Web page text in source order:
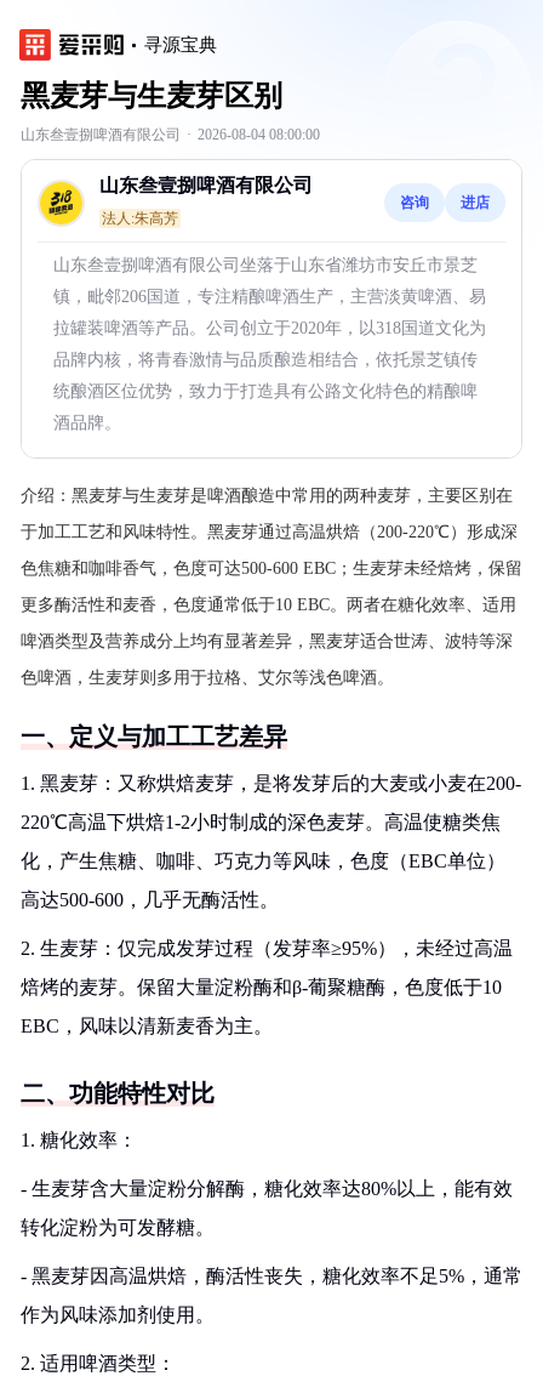
寻源宝典
黑麦芽与生麦芽区别
山东叁壹捌啤酒有限公司 · 2026-08-04 08:00:00
山东叁壹捌啤酒有限公司
法人:朱高芳
咨询 进店
山东叁壹捌啤酒有限公司坐落于山东省潍坊市安丘市景芝
镇，毗邻206国道，专注精酿啤酒生产，主营淡黄啤酒、易
拉罐装啤酒等产品。公司创立于2020年，以318国道文化为
品牌内核，将青春激情与品质酿造相结合，依托景芝镇传
统酿酒区位优势，致力于打造具有公路文化特色的精酿啤
酒品牌。
介绍： 黑麦芽与生麦芽是啤酒酿造中常用的两种麦芽，主要区别在
于加工工艺和风味特性。黑麦芽通过高温烘焙（200-220℃）形成深
色焦糖和咖啡香气，色度可达500-600 EBC；生麦芽未经焙烤，保留
更多酶活性和麦香，色度通常低于10 EBC。两者在糖化效率、适用
啤酒类型及营养成分上均有显著差异，黑麦芽适合世涛、波特等深
色啤酒，生麦芽则多用于拉格、艾尔等浅色啤酒。
一、定义与加工工艺差异
1. 黑麦芽：又称烘焙麦芽，是将发芽后的大麦或小麦在200-
220℃高温下烘焙1-2小时制成的深色麦芽。高温使糖类焦
化，产生焦糖、咖啡、巧克力等风味，色度（EBC单位）
高达500-600，几乎无酶活性。
2. 生麦芽：仅完成发芽过程（发芽率≥95%），未经过高温
焙烤的麦芽。保留大量淀粉酶和β-葡聚糖酶，色度低于10
EBC，风味以清新麦香为主。
二、功能特性对比
1. 糖化效率：
- 生麦芽含大量淀粉分解酶，糖化效率达80%以上，能有效
转化淀粉为可发酵糖。
- 黑麦芽因高温烘焙，酶活性丧失，糖化效率不足5%，通常
作为风味添加剂使用。
2. 适用啤酒类型：